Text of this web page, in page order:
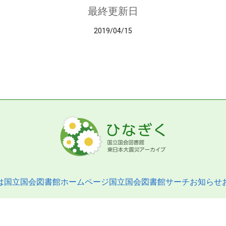
最終更新日
2019/04/15
国立国会図書館ホームページ国立国会図書館サーチお知らせ